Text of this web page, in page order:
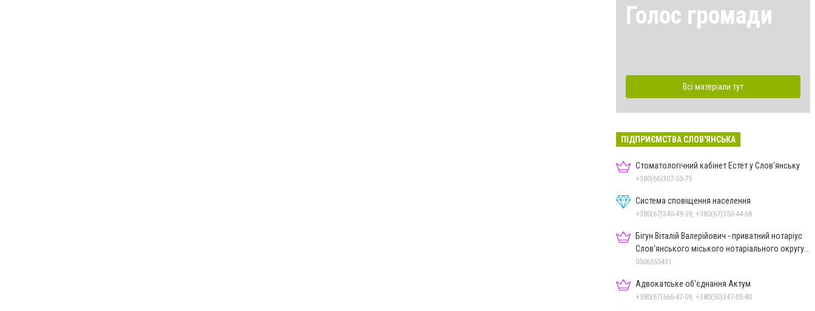
Голос громади
Всі матеріали тут
ПІДПРИЄМСТВА СЛОВ'ЯНСЬКА
Стоматологічний кабінет Естет у Слов'янську
+380(66)307-55-75
Система сповіщення населення
+380(67)340-49-59, +380(67)350-44-68
Бігун Віталій Валерійович - приватний нотаріус
Слов'янського міського нотаріального округу
Дон.обл.
0506555431
Адвокатське об'єднання Актум
+380(67)566-47-09, +380(50)347-05-80